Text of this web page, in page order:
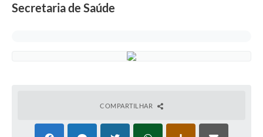
Secretaria de Saúde
COMPARTILHAR